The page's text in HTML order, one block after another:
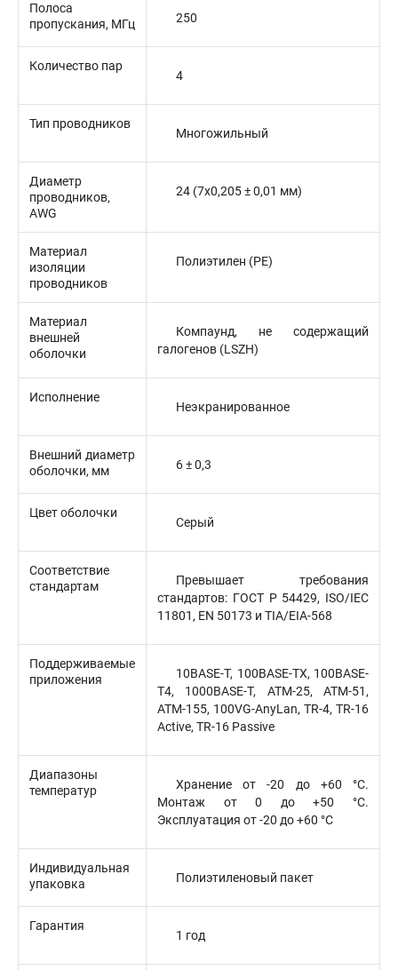
Полоса
пропускания, МГц
250
Количество пар
4
Тип проводников
Многожильный
Диаметр
проводников,
AWG
24 (7x0,205 ± 0,01 мм)
Материал
изоляции
проводников
Полиэтилен (PE)
Материал
внешней
оболочки
Компаунд, не содержащий
галогенов (LSZH)
Исполнение
Неэкранированное
Внешний диаметр
оболочки, мм
6 ± 0,3
Цвет оболочки
Серый
Соответствие
стандартам
Превышает требования
стандартов: ГОСТ Р 54429, ISO/IEC
11801, EN 50173 и TIA/EIA-568
Поддерживаемые
приложения
10BASE-T, 100BASE-TX, 100BASE-
T4, 1000BASE-T, ATM-25, ATM-51,
ATM-155, 100VG-AnyLan, TR-4, TR-16
Active, TR-16 Passive
Диапазоны
температур
Хранение от -20 до +60 °C.
Монтаж от 0 до +50 °C.
Эксплуатация от -20 до +60 °C
Индивидуальная
упаковка
Полиэтиленовый пакет
Гарантия
1 год